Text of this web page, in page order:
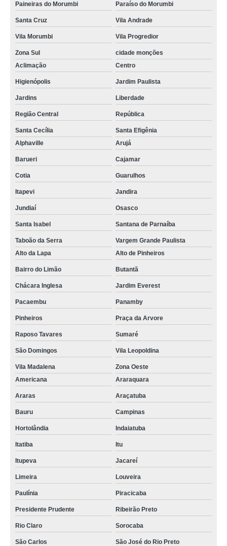
Paineiras do Morumbi Paraíso do Morumbi
Santa Cruz Vila Andrade
Vila Morumbi Vila Progredior
Zona Sul
cidade monções
Aclimação
Centro
Higienópolis Jardim Paulista
Jardins Liberdade
Região Central República
Santa Cecília
Santa Efigênia
Alphaville
Arujá
Barueri Cajamar
Cotia Guarulhos
Itapevi Jandira
Jundiaí Osasco
Santa Isabel Santana de Parnaíba
Taboão da Serra
Vargem Grande Paulista
Alto da Lapa
Alto de Pinheiros
Bairro do Limão Butantã
Chácara Inglesa Jardim Everest
Pacaembu Panamby
Pinheiros Praça da Arvore
Raposo Tavares Sumaré
São Domingos Vila Leopoldina
Vila Madalena
Zona Oeste
Americana
Araraquara
Araras Araçatuba
Bauru Campinas
Hortolândia Indaiatuba
Itatiba Itu
Itupeva Jacareí
Limeira Louveira
Paulínia Piracicaba
Presidente Prudente Ribeirão Preto
Rio Claro Sorocaba
São Carlos São José do Rio Preto